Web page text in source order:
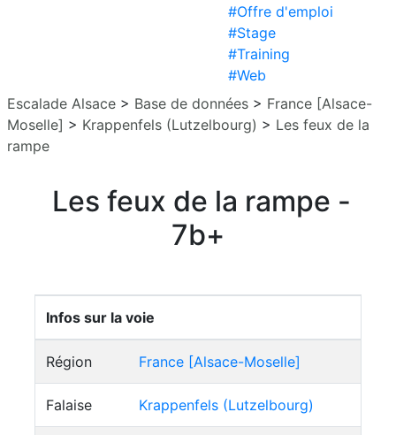
#Offre d'emploi
#Stage
#Training
#Web
Escalade Alsace > Base de données > France [Alsace-
Moselle] > Krappenfels (Lutzelbourg) > Les feux de la
rampe
Les feux de la rampe -
7b+
Infos sur la voie
Région France [Alsace-Moselle]
Falaise Krappenfels (Lutzelbourg)